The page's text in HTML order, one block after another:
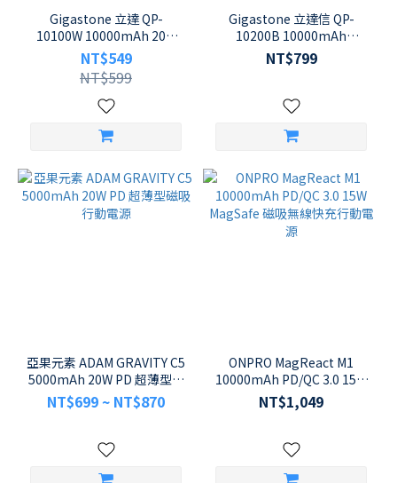
(3)
Intopic
更
多
Gigastone 立達 QP-
10100W 10000mAh 20W
PD3.0/QC3.0 15W無線快充
行動電源
NT$549
NT$599
Gigastone 立達信 QP-
10200B 10000mAh
PD3.0/QC3.0 15W Qi無線充
電 4合1多功能行動電源旅充
NT$799
亞果元素 ADAM GRAVITY C5
5000mAh 20W PD 超薄型磁
吸行動電源
NT$699 ~ NT$870
ONPRO MagReact M1
10000mAh PD/QC 3.0 15W
MagSafe 磁吸無線快充行動
電源
NT$1,049